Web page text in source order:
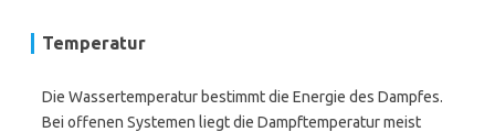
Temperatur
Die Wassertemperatur bestimmt die Energie des Dampfes.
Bei offenen Systemen liegt die Dampftemperatur meist